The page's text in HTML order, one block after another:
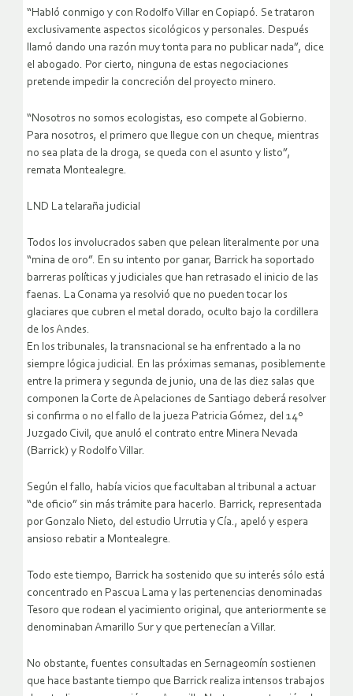
“Habló conmigo y con Rodolfo Villar en Copiapó. Se trataron
exclusivamente aspectos sicológicos y personales. Después
llamó dando una razón muy tonta para no publicar nada”, dice
el abogado. Por cierto, ninguna de estas negociaciones
pretende impedir la concreción del proyecto minero.
“Nosotros no somos ecologistas, eso compete al Gobierno.
Para nosotros, el primero que llegue con un cheque, mientras
no sea plata de la droga, se queda con el asunto y listo”,
remata Montealegre.
LND La telaraña judicial
Todos los involucrados saben que pelean literalmente por una
“mina de oro”. En su intento por ganar, Barrick ha soportado
barreras políticas y judiciales que han retrasado el inicio de las
faenas. La Conama ya resolvió que no pueden tocar los
glaciares que cubren el metal dorado, oculto bajo la cordillera
de los Andes.
En los tribunales, la transnacional se ha enfrentado a la no
siempre lógica judicial. En las próximas semanas, posiblemente
entre la primera y segunda de junio, una de las diez salas que
componen la Corte de Apelaciones de Santiago deberá resolver
si confirma o no el fallo de la jueza Patricia Gómez, del 14º
Juzgado Civil, que anuló el contrato entre Minera Nevada
(Barrick) y Rodolfo Villar.
Según el fallo, había vicios que facultaban al tribunal a actuar
“de oficio” sin más trámite para hacerlo. Barrick, representada
por Gonzalo Nieto, del estudio Urrutia y Cía., apeló y espera
ansioso rebatir a Montealegre.
Todo este tiempo, Barrick ha sostenido que su interés sólo está
concentrado en Pascua Lama y las pertenencias denominadas
Tesoro que rodean el yacimiento original, que anteriormente se
denominaban Amarillo Sur y que pertenecían a Villar.
No obstante, fuentes consultadas en Sernageomín sostienen
que hace bastante tiempo que Barrick realiza intensos trabajos